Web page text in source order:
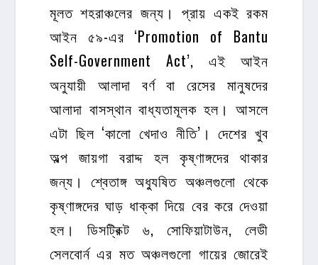
মূলত শহরাঞ্চলের জন্য। প্রায় একই রকম
আইন ৫৯-এর ‘Promotion of Bantu
Self-Government Act’, এই আইন
অনুযায়ী আলাদা বর্ণ বা রেসের মানুষদের
আলাদা বাসস্থান বাধ্যতামূলক হল। আসলে
এটা ছিল ‘কালো খেদাও নীতি’। দেশের খুব
অল্প জায়গা বরাদ্দ হল কৃষ্ণাঙ্গদের থাকার
জন্য। শ্বেতাঙ্গ অধ্যুষিত অঞ্চলগুলো থেকে
কৃষ্ণাঙ্গদের ঘাড় ধাক্কা দিয়ে বের করে দেওয়া
হল। ডিসট্রিক্ট ৬, সোফিয়াটাউন, লেডী
সেলবোর্ন এর মত অঞ্চলগুলো গায়ের জোরেই